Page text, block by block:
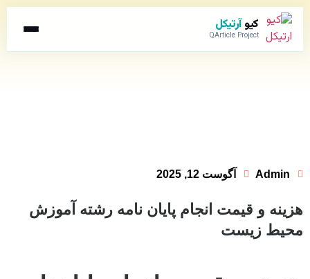
کیوآرتیکل
QArticle Project
Admin آگوست 12, 2025
هزینه و قیمت انجام پایان نامه رشته آموزش
محیط زیست